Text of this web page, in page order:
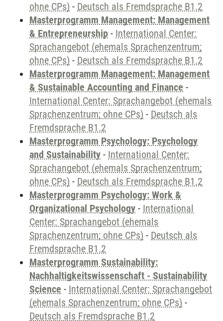
ohne CPs) - Deutsch als Fremdsprache B1.2
Masterprogramm Management: Management
& Entrepreneurship - International Center:
Sprachangebot (ehemals Sprachenzentrum;
ohne CPs) - Deutsch als Fremdsprache B1.2
Masterprogramm Management: Management
& Sustainable Accounting and Finance -
International Center: Sprachangebot (ehemals
Sprachenzentrum; ohne CPs) - Deutsch als
Fremdsprache B1.2
Masterprogramm Psychology: Psychology
and Sustainability - International Center:
Sprachangebot (ehemals Sprachenzentrum;
ohne CPs) - Deutsch als Fremdsprache B1.2
Masterprogramm Psychology: Work &
Organizational Psychology - International
Center: Sprachangebot (ehemals
Sprachenzentrum; ohne CPs) - Deutsch als
Fremdsprache B1.2
Masterprogramm Sustainability:
Nachhaltigkeitswissenschaft - Sustainability
Science - International Center: Sprachangebot
(ehemals Sprachenzentrum; ohne CPs) -
Deutsch als Fremdsprache B1.2